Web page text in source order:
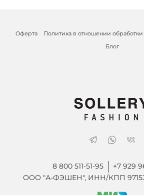
Оферта
Политика в отношении
Блог
8 800 511-51-95
+7 929
ООО "А-ФЭШЕН", ИНН/КПП